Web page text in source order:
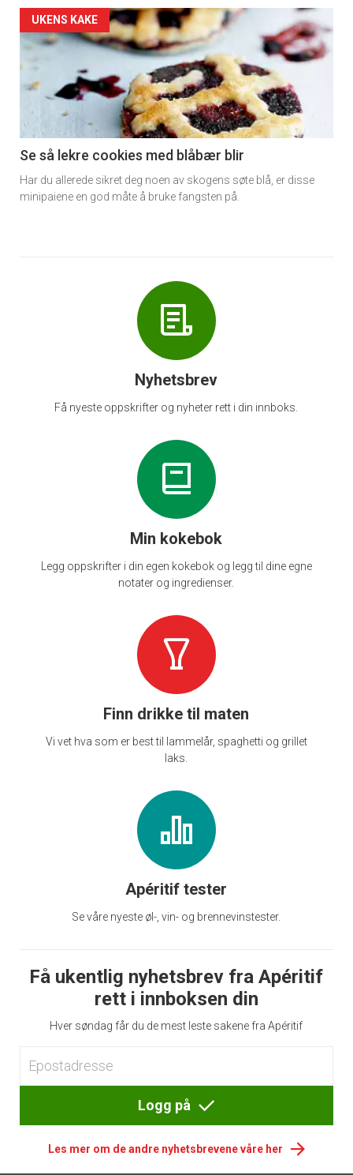
Forsiden
akkurat
nå
6
UKENS KAKE
Se så lekre cookies med blåbær blir
Har du allerede sikret deg noen av skogens søte blå, er disse
minipaiene en god måte å bruke fangsten på.
Nyhetsbrev
Få nyeste oppskrifter og nyheter rett i din innboks.
Min kokebok
Legg oppskrifter i din egen kokebok og legg til dine egne
notater og ingredienser.
Finn drikke til maten
Vi vet hva som er best til lammelår, spaghetti og grillet
laks.
Apéritif tester
Se våre nyeste øl-, vin- og brennevinstester.
Få ukentlig nyhetsbrev fra Apéritif
rett i innboksen din
Hver søndag får du de mest leste sakene fra Apéritif
Logg på
Les mer om de andre nyhetsbrevene våre her